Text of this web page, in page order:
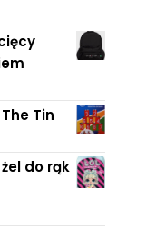
Tin
do rąk